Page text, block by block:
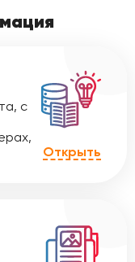
с
Открыть